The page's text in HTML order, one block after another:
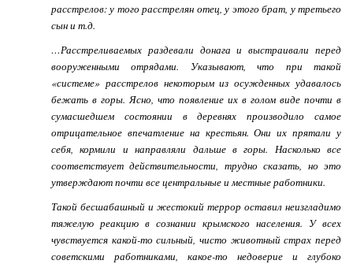
расстрелов: у того расстрелян отец, у этого брат, у третьего
сын и т.д.
…Расстреливаемых раздевали донага и выстраивали перед
вооруженными отрядами. Указывают, что при такой
«системе» рас­стрелов некоторым из осужденных удавалось
бежать в горы. Ясно, что по­явление их в голом виде почти в
сумасшедшем состоянии в деревнях про­изводило самое
отрицательное впечатление на крестьян. Они их прятали у
себя, кормили и направляли дальше в горы. Насколько все
соответствует действительности, трудно сказать, но это
утверждают почти все централь­ные и местные работники.
Такой бесшабашный и жестокий террор оставил неизгладимо
тяжелую реакцию в сознании крымского населения. У всех
чувствуется какой-то сильный, чисто животный страх перед
советскими работниками, какое-то недоверие и глубоко